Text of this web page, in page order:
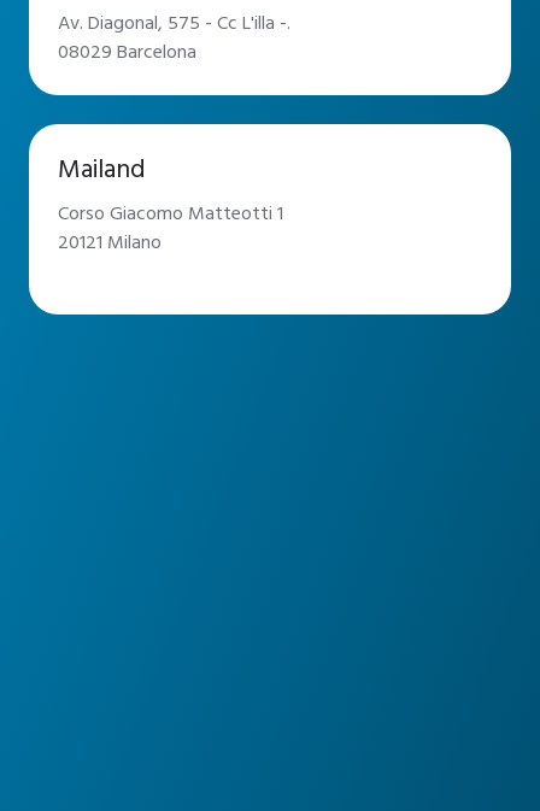
Av. Diagonal, 575 - Cc L'illa -.
08029 Barcelona
Mailand
Corso Giacomo Matteotti 1
20121 Milano